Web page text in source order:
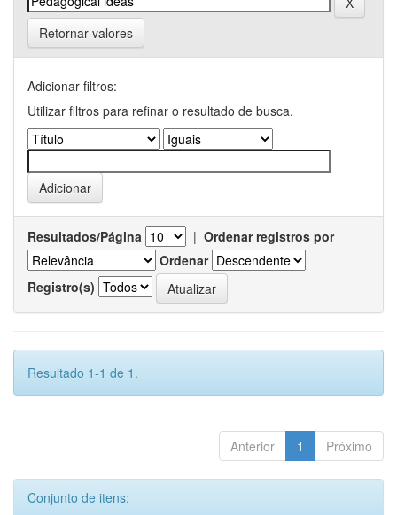
Retornar valores
Adicionar filtros:
Utilizar filtros para refinar o resultado de busca.
Resultados/Página | Ordenar registros por
Ordenar
Registro(s)
Resultado 1-1 de 1.
Anterior 1 Próximo
Conjunto de itens: